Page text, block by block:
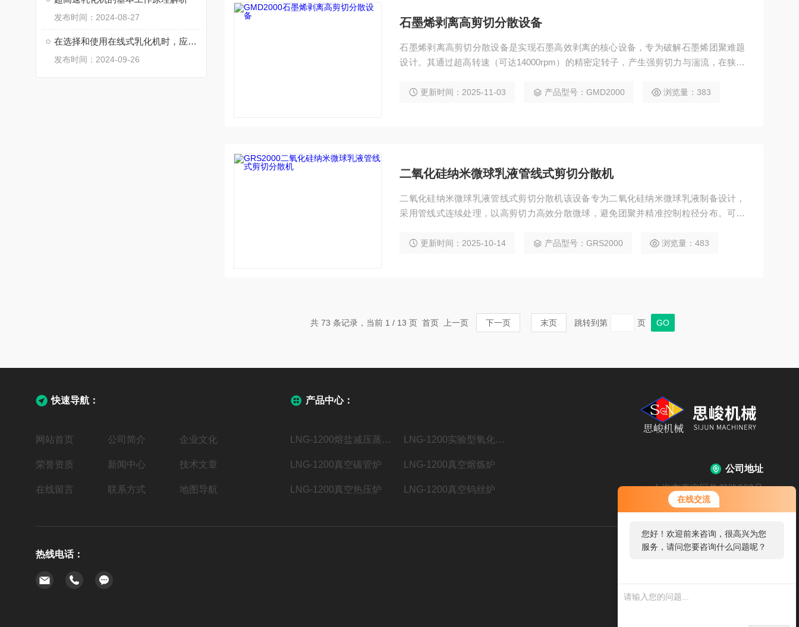
在线交流
您好！欢迎前来咨询，很高兴为您
服务，请问您要咨询什么问题呢？
发布时间：2024-08-27
在选择和使用在线式乳化机时，应注意以下几个方面
发布时间：2024-09-26
石墨烯剥离高剪切分散设备
石墨烯剥离高剪切分散设备是实现石墨高效剥离的核心设备，专为破解石墨烯团聚难题
设计。其通过超高转速（可达14000rpm）的精密定转子，产生强剪切力与湍流，在狭窄
泛用于锂电、涂料等领域的石墨烯浆料制备。
更新时间：2025-11-03 产品型号：GMD2000 浏览量：383
二氧化硅纳米微球乳液管线式剪切分散机
二氧化硅纳米微球乳液管线式剪切分散机该设备专为二氧化硅纳米微球乳液制备设计，
采用管线式连续处理，以高剪切力高效分散微球，避免团聚并精准控制粒径分布。可提
量生产。更新时间：2025-10-14 产品型号：GRS2000 浏览量：483
共 73 条记录，当前 1 / 13 页 首页 上一页 下一页 末页 跳转到第 页
快速导航：
网站首页 公司简介 企业文化
荣誉资质 新闻中心 技术文章
在线留言 联系方式 地图导航
产品中心：
LNG-1200熔盐减压蒸馏系统 LNG-1200实验型氧化亚硅设备
LNG-1200真空碳管炉 LNG-1200真空熔炼炉
LNG-1200真空热压炉 LNG-1200真空钨丝炉
公司地址
上海市嘉定区朱戴路900号
热线电话：
扫